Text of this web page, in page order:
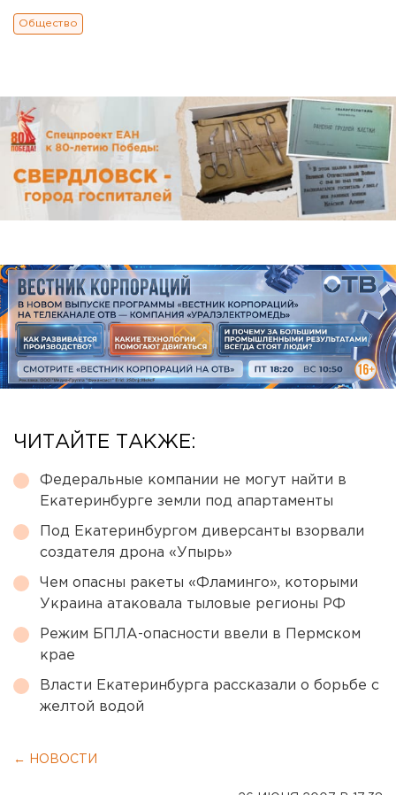
Общество
ЧИТАЙТЕ ТАКЖЕ:
Федеральные компании не могут найти в
Екатеринбурге земли под апартаменты
Под Екатеринбургом диверсанты взорвали
создателя дрона «Упырь»
Чем опасны ракеты «Фламинго», которыми
Украина атаковала тыловые регионы РФ
Режим БПЛА-опасности ввели в Пермском
крае
Власти Екатеринбурга рассказали о борьбе с
желтой водой
← НОВОСТИ